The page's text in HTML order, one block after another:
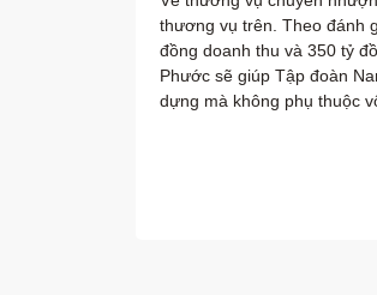
thương vụ trên. Theo đánh
đồng doanh thu và 350 tỷ
Phước sẽ giúp Tập đoàn
dựng mà không phụ thuộc